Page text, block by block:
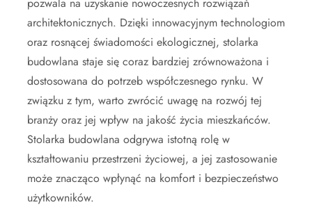
architektonicznych. Dzięki innowacyjnym technologiom
oraz rosnącej świadomości ekologicznej, stolarka
budowlana staje się coraz bardziej zrównoważona i
dostosowana do potrzeb współczesnego rynku. W
związku z tym, warto zwrócić uwagę na rozwój tej
branży oraz jej wpływ na jakość życia mieszkańców.
Stolarka budowlana odgrywa istotną rolę w
kształtowaniu przestrzeni życiowej, a jej zastosowanie
może znacząco wpłynąć na komfort i bezpieczeństwo
użytkowników.